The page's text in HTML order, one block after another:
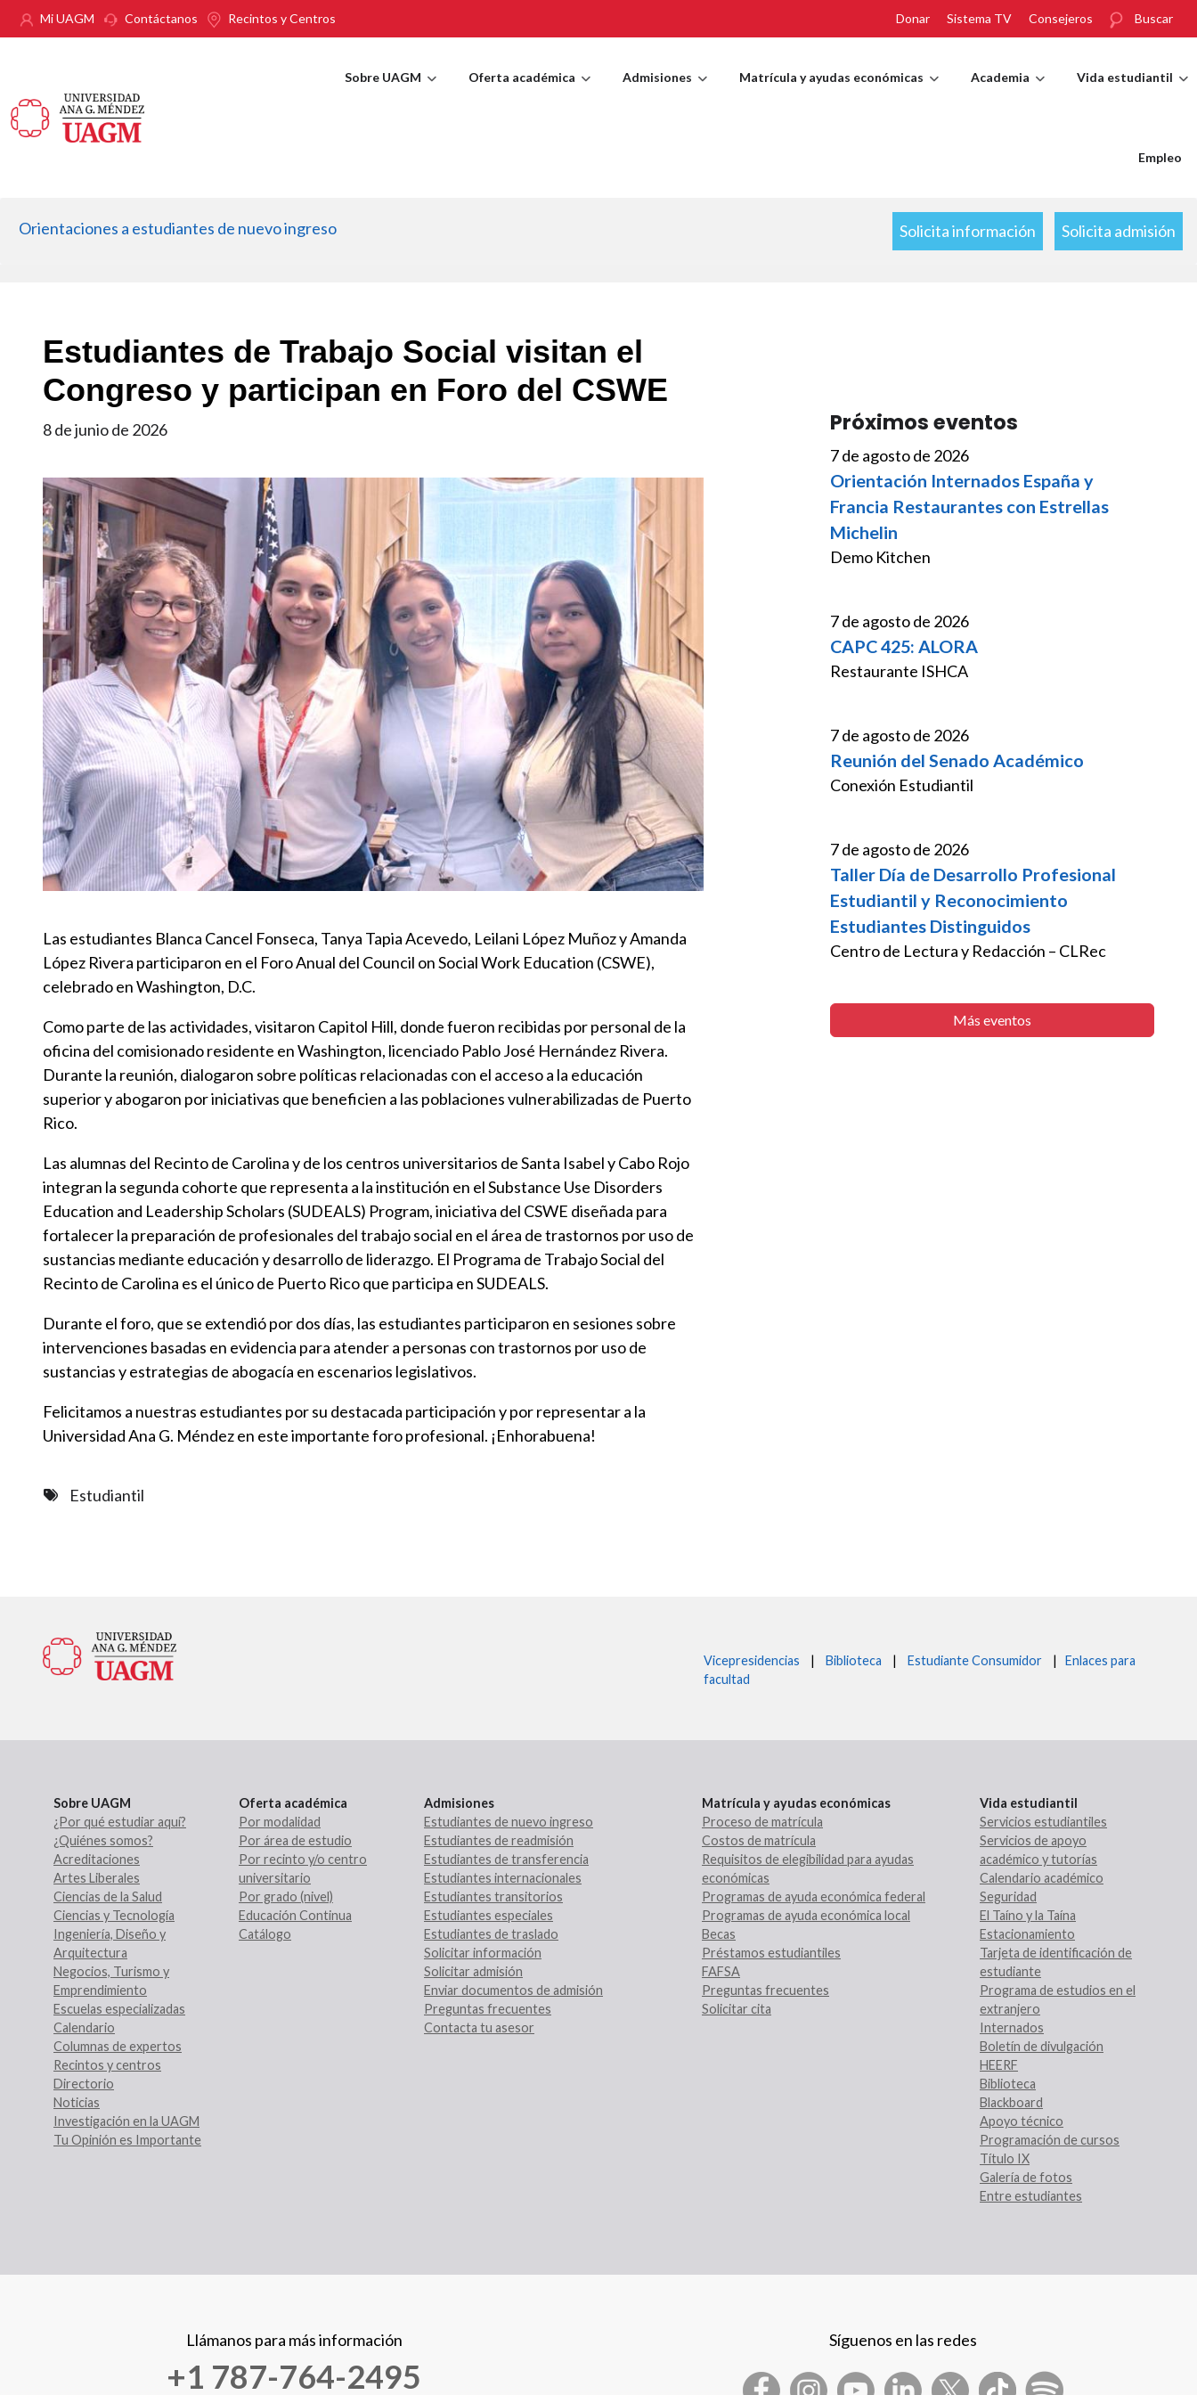
Pasar al contenido principal
Mi UAGM Contáctanos Recintos y Centros Donar Sistema TV Consejeros Buscar
Sobre UAGM Oferta académica Admisiones Matrícula y ayudas económicas Academia Vida estudiantil
Empleo
Orientaciones a estudiantes de nuevo ingreso Solicita información Solicita admisión
Estudiantes de Trabajo Social visitan el
Congreso y participan en Foro del CSWE
8 de junio de 2026
Imagen
Las estudiantes Blanca Cancel Fonseca, Tanya Tapia Acevedo, Leilani López Muñoz y Amanda
López Rivera participaron en el Foro Anual del Council on Social Work Education (CSWE),
celebrado en Washington, D.C.
Como parte de las actividades, visitaron Capitol Hill, donde fueron recibidas por personal de la
oficina del comisionado residente en Washington, licenciado Pablo José Hernández Rivera.
Durante la reunión, dialogaron sobre políticas relacionadas con el acceso a la educación
superior y abogaron por iniciativas que beneficien a las poblaciones vulnerabilizadas de Puerto
Rico.
Las alumnas del Recinto de Carolina y de los centros universitarios de Santa Isabel y Cabo Rojo
integran la segunda cohorte que representa a la institución en el Substance Use Disorders
Education and Leadership Scholars (SUDEALS) Program, iniciativa del CSWE diseñada para
fortalecer la preparación de profesionales del trabajo social en el área de trastornos por uso de
sustancias mediante educación y desarrollo de liderazgo. El Programa de Trabajo Social del
Recinto de Carolina es el único de Puerto Rico que participa en SUDEALS.
Durante el foro, que se extendió por dos días, las estudiantes participaron en sesiones sobre
intervenciones basadas en evidencia para atender a personas con trastornos por uso de
sustancias y estrategias de abogacía en escenarios legislativos.
Felicitamos a nuestras estudiantes por su destacada participación y por representar a la
Universidad Ana G. Méndez en este importante foro profesional. ¡Enhorabuena!
Estudiantil
Próximos eventos
7 de agosto de 2026
Orientación Internados España y
Francia Restaurantes con Estrellas
Michelin
Demo Kitchen
7 de agosto de 2026
CAPC 425: ALORA
Restaurante ISHCA
7 de agosto de 2026
Reunión del Senado Académico
Conexión Estudiantil
7 de agosto de 2026
Taller Día de Desarrollo Profesional
Estudiantil y Reconocimiento
Estudiantes Distinguidos
Centro de Lectura y Redacción – CLRec
Más eventos
Vicepresidencias | Biblioteca | Estudiante Consumidor |
Enlaces para
facultad
Sobre UAGM
¿Por qué estudiar aquí?
¿Quiénes somos?
Acreditaciones
Artes Liberales
Ciencias de la Salud
Ciencias y Tecnología
Ingeniería, Diseño y
Arquitectura
Negocios, Turismo y
Emprendimiento
Escuelas especializadas
Calendario
Columnas de expertos
Recintos y centros
Directorio
Noticias
Investigación en la UAGM
Tu Opinión es Importante
Oferta académica
Por modalidad
Por área de estudio
Por recinto y/o centro
universitario
Por grado (nivel)
Educación Continua
Catálogo
Admisiones
Estudiantes de nuevo ingreso
Estudiantes de readmisión
Estudiantes de transferencia
Estudiantes internacionales
Estudiantes transitorios
Estudiantes especiales
Estudiantes de traslado
Solicitar información
Solicitar admisión
Enviar documentos de admisión
Preguntas frecuentes
Contacta tu asesor
Matrícula y ayudas económicas
Proceso de matrícula
Costos de matrícula
Requisitos de elegibilidad para ayudas
económicas
Programas de ayuda económica federal
Programas de ayuda económica local
Becas
Préstamos estudiantiles
FAFSA
Preguntas frecuentes
Solicitar cita
Vida estudiantil
Servicios estudiantiles
Servicios de apoyo
académico y tutorías
Calendario académico
Seguridad
El Taíno y la Taína
Estacionamiento
Tarjeta de identificación de
estudiante
Programa de estudios en el
extranjero
Internados
Boletín de divulgación
HEERF
Biblioteca
Blackboard
Apoyo técnico
Programación de cursos
Título IX
Galería de fotos
Entre estudiantes
Llámanos para más información
+1 787-764-2495
Síguenos en las redes